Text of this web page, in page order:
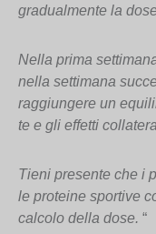
gradualmente la
Nella prima
nella settimana
raggiungere un
te e gli effetti
Tieni presente che i
le proteine sportive
calcolo della dose. “